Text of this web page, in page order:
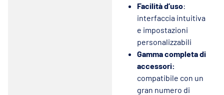
Facilità d’uso:
interfaccia intuitiva
e impostazioni
personalizzabili
Gamma completa di
accessori:
compatibile con un
gran numero di